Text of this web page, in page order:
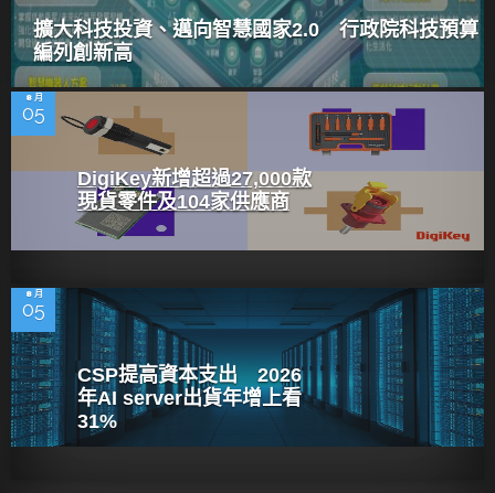
擴大科技投資、邁向智慧國家2.0 行政院科技預算
編列創新高
8 月
05
DigiKey新增超過27,000款
現貨零件及104家供應商
8 月
05
CSP提高資本支出 2026
年AI server出貨年增上看
31%